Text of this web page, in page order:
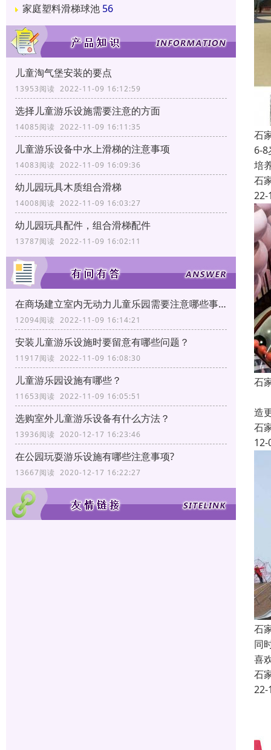
家庭塑料滑梯球池 56
儿童淘气堡安装的要点
13953阅读 2022-11-09 16:12:59
选择儿童游乐设施需要注意的方面
14085阅读 2022-11-09 16:11:35
儿童游乐设备中水上滑梯的注意事项
14083阅读 2022-11-09 16:09:36
幼儿园玩具木质组合滑梯
14008阅读 2022-11-09 16:03:27
幼儿园玩具配件，组合滑梯配件
13787阅读 2022-11-09 16:02:11
在商场建立室内无动力儿童乐园需要注意哪些事项?
12094阅读 2022-11-09 16:14:21
安装儿童游乐设施时要留意有哪些问题？
11917阅读 2022-11-09 16:08:30
儿童游乐园设施有哪些？
11653阅读 2022-11-09 16:05:51
选购室外儿童游乐设备有什么方法？
13936阅读 2020-12-17 16:23:46
在公园玩耍游乐设施有哪些注意事项?
13667阅读 2020-12-17 16:22:27
石
6-
培
石
22-
石
造
石
12-
石
同
喜
石
22-